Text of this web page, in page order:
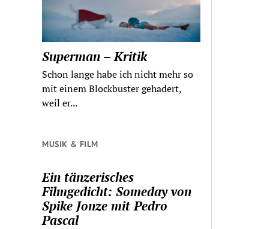
Superman – Kritik
Schon lange habe ich nicht mehr so
mit einem Blockbuster gehadert,
weil er...
MUSIK & FILM
Ein tänzerisches
Filmgedicht: Someday von
Spike Jonze mit Pedro
Pascal